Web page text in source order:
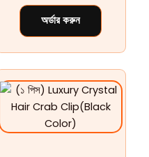
অর্ডার করুন